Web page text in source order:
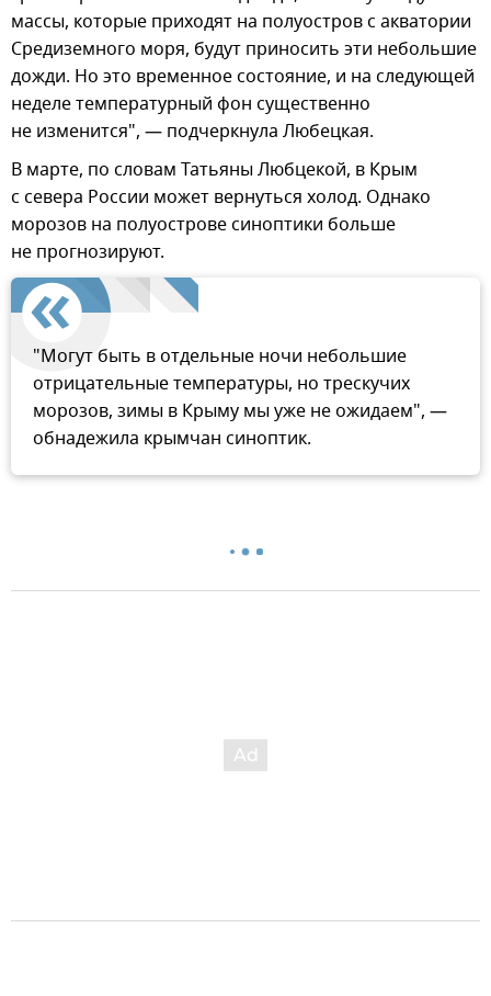
массы, которые приходят на полуостров с акватории
Средиземного моря, будут приносить эти небольшие
дожди. Но это временное состояние, и на следующей
неделе температурный фон существенно
не изменится", — подчеркнула Любецкая.
В марте, по словам Татьяны Любцекой, в Крым
с севера России может вернуться холод. Однако
морозов на полуострове синоптики больше
не прогнозируют.
"Могут быть в отдельные ночи небольшие
отрицательные температуры, но трескучих
морозов, зимы в Крыму мы уже не ожидаем", —
обнадежила крымчан синоптик.